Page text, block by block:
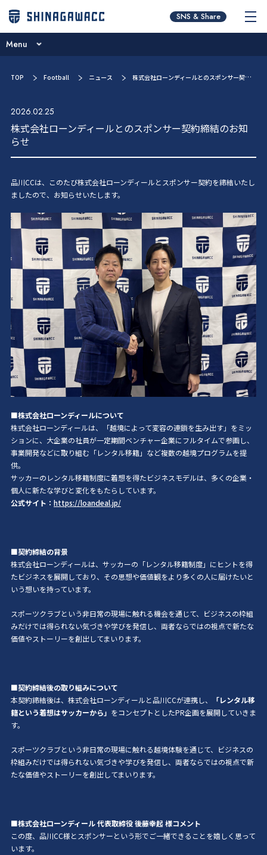
チームコンセプト
ブログ
ニュース
試合日程･結果
選手／スタッフ紹介
お問い合わせ
SNS & Share
Menu
試合日程･結果
お問い合わせ
TOP Football ニュース 株式会社ローンディールとのスポンサー契約締結のお知らせ
2026.02.25
株式会社ローンディールとのスポンサー契約締結のお知
らせ
品川CCは、このたび株式会社ローンディールとスポンサー契約を締結いたし
ましたので、お知らせいたします。
■株式会社ローンディールについて
株式会社ローンディールは、「越境によって変容の連鎖を生み出す」をミッ
ションに、 大企業の社員が一定期間ベンチャー企業にフルタイムで参画し、
事業開発などに取り組む「レンタル移籍」など複数の越境プログラムを提
供。
サッカーのレンタル移籍制度に着想を得たビジネスモデルは、多くの企業・
個人に新たな学びと変化をもたらしています。
公式サイト： https://loandeal.jp/
■契約締結の背景
株式会社ローンディールは、サッカーの「レンタル移籍制度」にヒントを得
たビジネスを展開しており、その思想や価値観をより多くの人に届けたいと
いう想いを持っています。
スポーツクラブという非日常の現場に触れる機会を通じて、ビジネスの枠組
みだけでは得られない気づきや学びを発信し、両者ならではの視点で新たな
価値やストーリーを創出してまいります。
■契約締結後の取り組みについて
本契約締結後は、株式会社ローンディールと品川CCが連携し、
「レンタル移
籍という着想はサッカーから」 をコンセプトとしたPR企画を展開していきま
す。
スポーツクラブという非日常の現場に触れる越境体験を通じて、ビジネスの
枠組みだけでは得られない気づきや学びを発信し、両者ならではの視点で新
たな価値やストーリーを創出してまいります。
■株式会社ローンディール 代表取締役後藤幸起様コメント
この度、品川CC様とスポンサーという形でご一緒できることを嬉しく思って
います。